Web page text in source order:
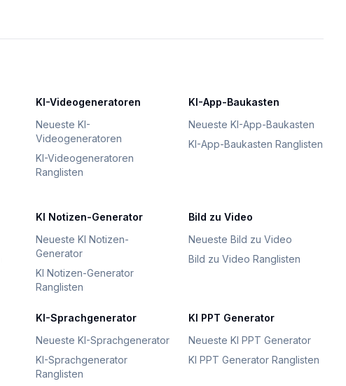
KI-Videogeneratoren
Neueste KI-
Videogeneratoren
KI-Videogeneratoren
Ranglisten
KI-App-Baukasten
Neueste KI-App-Baukasten
KI-App-Baukasten Ranglisten
KI Notizen-Generator
Neueste KI Notizen-
Generator
KI Notizen-Generator
Ranglisten
Bild zu Video
Neueste Bild zu Video
Bild zu Video Ranglisten
KI-Sprachgenerator
Neueste KI-Sprachgenerator
KI-Sprachgenerator
Ranglisten
KI PPT Generator
Neueste KI PPT Generator
KI PPT Generator Ranglisten